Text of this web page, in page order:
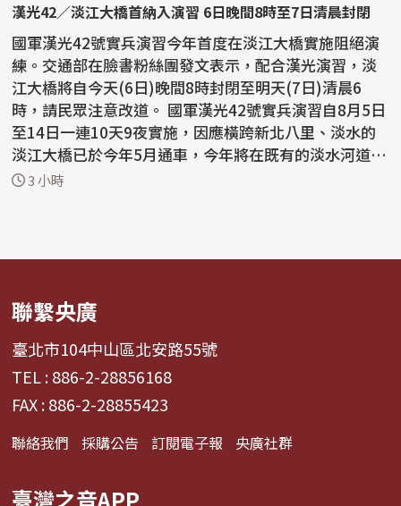
漢光42／淡江大橋首納入演習 6日晚間8時至7日清晨封閉
國軍漢光42號實兵演習今年首度在淡江大橋實施阻絕演
練。交通部在臉書粉絲團發文表示，配合漢光演習，淡
江大橋將自今天(6日)晚間8時封閉至明天(7日)清晨6
時，請民眾注意改道。 國軍漢光42號實兵演習自8月5日
至14日一連10天9夜實施，因應橫跨新北八里、淡水的
淡江大橋已於今年5月通車，今年將在既有的淡水河道防
務基礎上...
3 小時
聯繫央廣
臺北市104中山區北安路55號
TEL : 886-2-28856168
FAX : 886-2-28855423
聯絡我們 採購公告 訂閱電子報 央廣社群
臺灣之音APP